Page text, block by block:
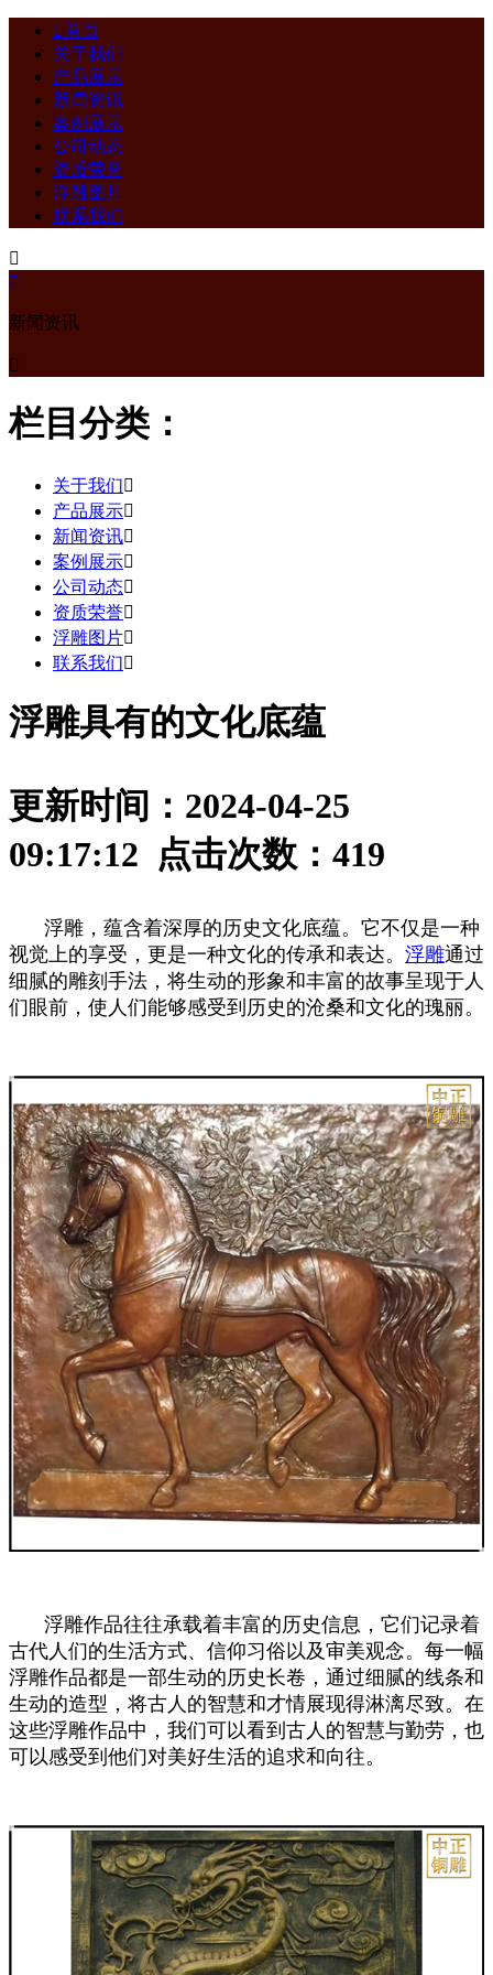
首页
关于我们
产品展示
新闻资讯
案例展示
公司动态
资质荣誉
浮雕图片
联系我们


新闻资讯

栏目分类：
关于我们
产品展示
新闻资讯
案例展示
公司动态
资质荣誉
浮雕图片
联系我们
浮雕具有的文化底蕴
更新时间：2024-04-25
09:17:12 点击次数： 419
浮雕，蕴含着深厚的历史文化底蕴。它不仅是一种
视觉上的享受，更是一种文化的传承和表达。 浮雕通过
细腻的雕刻手法，将生动的形象和丰富的故事呈现于人
们眼前，使人们能够感受到历史的沧桑和文化的瑰丽。
浮雕作品往往承载着丰富的历史信息，它们记录着
古代人们的生活方式、信仰习俗以及审美观念。每一幅
浮雕作品都是一部生动的历史长卷，通过细腻的线条和
生动的造型，将古人的智慧和才情展现得淋漓尽致。在
这些浮雕作品中，我们可以看到古人的智慧与勤劳，也
可以感受到他们对美好生活的追求和向往。